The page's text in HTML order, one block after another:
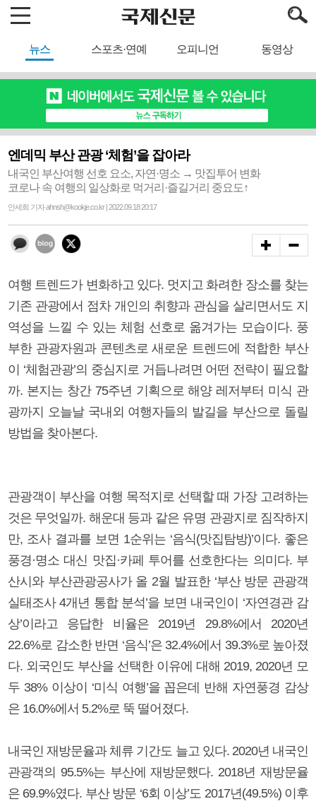
뉴스 스포츠·연예 오피니언 동영상
엔데믹 부산 관광 ‘체험’을 잡아라
내국인 부산여행 선호 요소, 자연·명소 → 맛집투어 변화
코로나 속 여행의 일상화로 먹거리·즐길거리 중요도↑
안세희 기자 ahnsh@kookje.co.kr | 2022.09.18 20:17
여행 트렌드가 변화하고 있다. 멋지고 화려한 장소를 찾는
기존 관광에서 점차 개인의 취향과 관심을 살리면서도 지
역성을 느낄 수 있는 체험 선호로 옮겨가는 모습이다. 풍
부한 관광자원과 콘텐츠로 새로운 트렌드에 적합한 부산
이 ‘체험관광’의 중심지로 거듭나려면 어떤 전략이 필요할
까. 본지는 창간 75주년 기획으로 해양 레저부터 미식 관
광까지 오늘날 국내외 여행자들의 발길을 부산으로 돌릴
방법을 찾아본다.
관광객이 부산을 여행 목적지로 선택할 때 가장 고려하는
것은 무엇일까. 해운대 등과 같은 유명 관광지로 짐작하지
만, 조사 결과를 보면 1순위는 ‘음식(맛집탐방)’이다. 좋은
풍경·명소 대신 맛집·카페 투어를 선호한다는 의미다. 부
산시와 부산관광공사가 올 2월 발표한 ‘부산 방문 관광객
실태조사 4개년 통합 분석’을 보면 내국인이 ‘자연경관 감
상’이라고 응답한 비율은 2019년 29.8%에서 2020년
22.6%로 감소한 반면 ‘음식’은 32.4%에서 39.3%로 높아졌
다. 외국인도 부산을 선택한 이유에 대해 2019, 2020년 모
두 38% 이상이 ‘미식 여행’을 꼽은데 반해 자연풍경 감상
은 16.0%에서 5.2%로 뚝 떨어졌다.
내국인 재방문율과 체류 기간도 늘고 있다. 2020년 내국인
관광객의 95.5%는 부산에 재방문했다. 2018년 재방문율
은 69.9%였다. 부산 방문 ‘6회 이상’도 2017년(49.5%) 이후